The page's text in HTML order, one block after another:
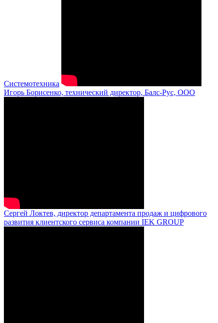
Системотехника
Игорь Борисенко, технический директор, Балс-Рус, ООО
Сергей Локтев, директор департамента продаж и цифрового
развития клиентского сервиса компании IEK GROUP